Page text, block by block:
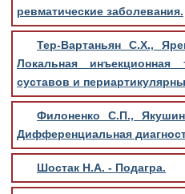
ревматические заболевания.
Тер-Вартаньян С.Х.,
Локальная
суставов и
Филоненко С.П.,
Дифференциальная
Шостак Н.А. - Подагра.